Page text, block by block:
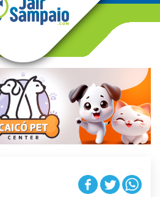
v
g
t
i
o
n